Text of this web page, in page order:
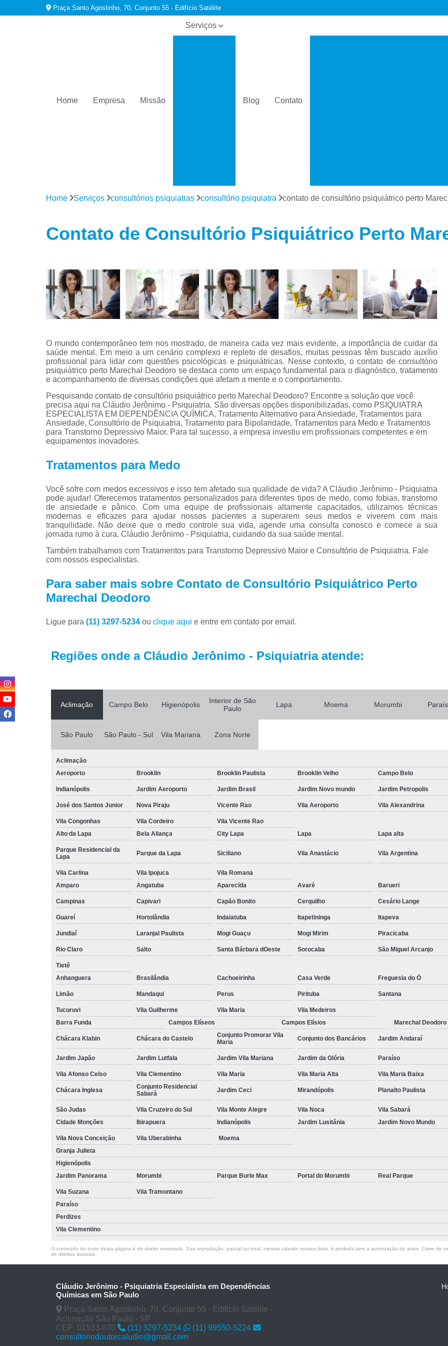
Praça Santo Agostinho, 70, Conjunto 55 - Edifício Satélite
Home Empresa Missão
Serviços
dependência
Tratamentos
Tratamentos
para insônia
Tratamentos
para
transtorno
bipolar
para
transtorno de
estresse
Tratamentos
para
transtorno do
pânico
Blog Contato
Especialista em
Especialista em
Especialista
Especialista em
Especialista em
Especialista em
Especialista
Tratamento Alternativo para
Tratamento da
Tratamento para Ansiedade
Tratamento para
Tratamento para Ansiedade São
Tratamento
Tratamento para
Tratamento
Tratamento de
Tratamento de
Tratamento de
Tratamento
Tratamento
Tratamento para
Tratamento para
Tratamento Alternativo para
Tratamento de
Tratamento
Tratamentos
Tratamentos para Transtorno
Tratamento
Tratamento contra
Tratamento para Insônia Crônica
Tratamento para Insônia Idoso
Tratamento para Insônia São
Tratamento Alternativo para
Tratamento de
Tratamento para
Tratamento para Pessoa
Tratamento para
Tratamento para
Tratamento
Tratamento
Tratamento para
Tratamento para Transtornos
Tratamento
Tratamento da Síndrome do
Tratamento para
Tratamento
Home Serviços consultórios psiquiatras consultório psiquiatra contato de consultório psiquiátrico perto
Contato de Consultório Psiquiátrico Perto
O mundo contemporâneo tem nos mostrado, de maneira cada vez mais evidente, a importância de cuidar da
saúde mental. Em meio a um cenário complexo e repleto de desafios, muitas pessoas têm buscado auxílio
profissional para lidar com questões psicológicas e psiquiátricas. Nesse contexto, o contato de consultório
psiquiátrico perto Marechal Deodoro se destaca como um espaço fundamental para o diagnóstico, tratamento
e acompanhamento de diversas condições que afetam a mente e o comportamento.
Pesquisando contato de consultório psiquiátrico perto Marechal Deodoro? Encontre a solução que você
precisa aqui na Cláudio Jerônimo - Psiquiatria. São diversas opções disponibilizadas, como PSIQUIATRA
ESPECIALISTA EM DEPENDÊNCIA QUÍMICA, Tratamento Alternativo para Ansiedade, Tratamentos para
Ansiedade, Consultório de Psiquiatria, Tratamento para Bipolaridade, Tratamentos para Medo e Tratamentos
para Transtorno Depressivo Maior. Para tal sucesso, a empresa investiu em profissionais competentes e em
equipamentos inovadores.
Tratamentos para Medo
Você sofre com medos excessivos e isso tem afetado sua qualidade de vida? A Cláudio Jerônimo - Psiquiatria
pode ajudar! Oferecemos tratamentos personalizados para diferentes tipos de medo, como fobias, transtorno
de ansiedade e pânico. Com uma equipe de profissionais altamente capacitados, utilizamos técnicas
modernas e eficazes para ajudar nossos pacientes a superarem seus medos e viverem com mais
tranquilidade. Não deixe que o medo controle sua vida, agende uma consulta conosco e comece a sua
jornada rumo à cura. Cláudio Jerônimo - Psiquiatria, cuidando da sua saúde mental.
Também trabalhamos com Tratamentos para Transtorno Depressivo Maior e Consultório de Psiquiatria. Fale
com nossos especialistas.
Para saber mais sobre Contato de Consultório Psiquiátrico Perto
Marechal Deodoro
Ligue para (11) 3297-5234 ou clique aqui e entre em contato por email.
Regiões onde a Cláudio Jerônimo - Psiquiatria atende:
Aclimação Campo Belo Higienópolis
Interior de São
Paulo
Lapa Moema Morumbi
São Paulo São Paulo - Sul Vila Mariana Zona Norte
Aclimação
Aeroporto
Brooklin Brooklin Paulista Brooklin Velho Campo Belo
Indianópolis Jardim Aeroporto Jardim Brasil Jardim Novo mundo Jardim Petropolis
José dos Santos Junior Nova Piraju Vicente Rao Vila Aeroporto Vila Alexandrina
Vila Congonhas Vila Cordeiro
Vila Vicente Rao
Alto da Lapa
Bela Aliança City Lapa Lapa Lapa alta
Parque Residencial da
Lapa
Parque da Lapa Siciliano Vila Anastácio Vila Argentina
Vila Carlina Vila Ipojuca
Vila Romana
Amparo
Angatuba Aparecida Avaré Barueri
Campinas Capivari Capão Bonito Cerquilho Cesário Lange
Guareí Hortolândia Indaiatuba Itapetininga Itapeva
Jundiaí Laranjal Paulista Mogi Guaçu Mogi Mirim Piracicaba
Rio Claro Salto Santa Bárbara dOeste Sorocaba São Miguel Arcanjo
Tietê
Anhanguera
Brasilândia Cachoeirinha Casa Verde Freguesia do Ó
Limão Mandaqui Perus Pirituba Santana
Tucuruvi Vila Guilherme Vila Maria
Vila Medeiros
Barra Funda
Campos Elíseos Campos Elísios Marechal Deodoro
Chácara Klabin Chácara do Castelo
Conjunto Promorar Vila
Maria
Conjunto dos Bancários Jardim Andaraí
Jardim Japão Jardim Lutfala Jardim Vila Mariana Jardim da Glória Paraíso
Vila Afonso Celso Vila Clementino Vila Maria Vila Maria Alta Vila Maria Baixa
Chácara Inglesa
Conjunto Residencial
Sabará
Jardim Ceci Mirandópolis Planalto Paulista
São Judas Vila Cruzeiro do Sul Vila Monte Alegre Vila Noca
Vila Sabará
Cidade Monções
Ibirapuera Indianópolis Jardim Lusitânia Jardim Novo Mundo
Vila Nova Conceição Vila Uberabinha
Moema
Granja Julieta
Higienópolis
Jardim Panorama
Morumbi Parque Burle Max Portal do Morumbi Real Parque
Vila Suzana
Vila Tramontano
Paraíso
Perdizes
Vila Clementino
O conteúdo do texto desta página é de direito reservado. Sua reprodução, parcial ou total, mesmo citando nossos links, é proibida sem a autorização do autor. Crime de
de direitos autorais
Cláudio Jerônimo - Psiquiatria Especialista em Dependências
Químicas em São Paulo
Praça Santo Agostinho, 70, Conjunto 55 - Edifício Satélite -
Aclimação São Paulo - SP
CEP: 01533-070
(11) 3297-5234
(11) 99550-5224
consultoriodoutorcaludio@gmail.com